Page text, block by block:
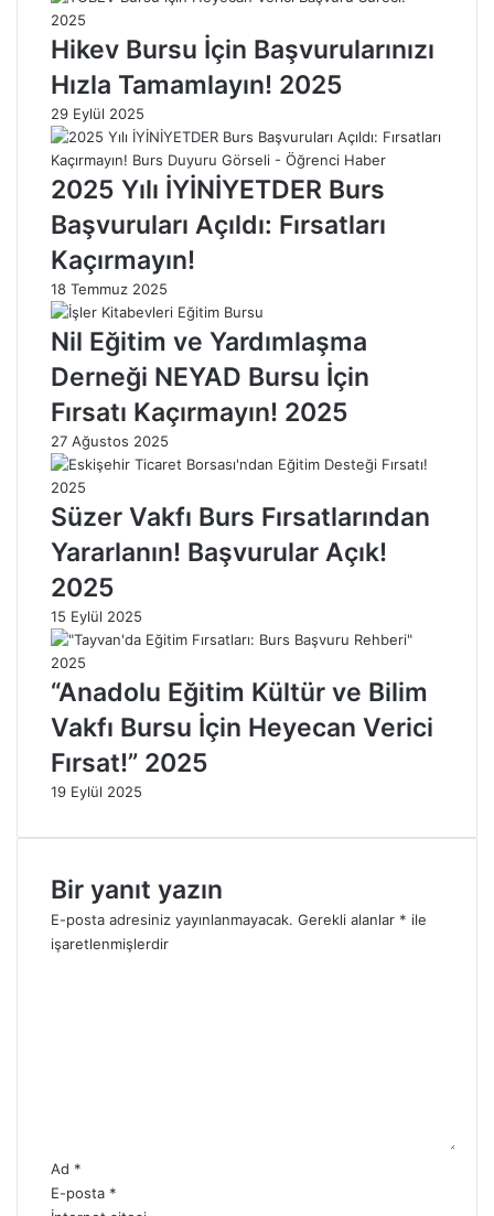
n
A
ğ
a
m
:
A
l
a
m
ı
e
İ
r
t
i
e
d
i
r
?
0
2
5
a
r
k
n
G
r
m
n
a
m
o
r
a
ı
0
Hikev Bursu İçin Başvurularınızı
Hızla Tamamlayın! 2025
29 Eylül 2025
2025 Yılı İYİNİYETDER Burs
Başvuruları Açıldı: Fırsatları
Kaçırmayın!
18 Temmuz 2025
Nil Eğitim ve Yardımlaşma
Derneği NEYAD Bursu İçin
Fırsatı Kaçırmayın! 2025
27 Ağustos 2025
Süzer Vakfı Burs Fırsatlarından
Yararlanın! Başvurular Açık!
2025
15 Eylül 2025
“Anadolu Eğitim Kültür ve Bilim
Vakfı Bursu İçin Heyecan Verici
Fırsat!” 2025
19 Eylül 2025
Bir yanıt yazın
E-posta adresiniz yayınlanmayacak. Gerekli alanlar * ile
işaretlenmişlerdir
Ad *
E-posta *